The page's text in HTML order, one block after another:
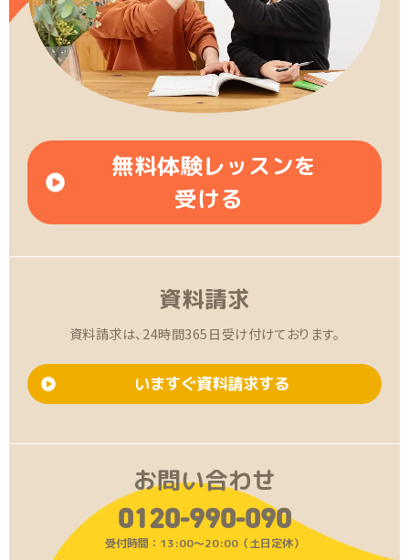
無料体験レッスンを
受ける
資料請求
資料請求は、24時間365日受け付けております。
いますぐ資料請求する
お問い合わせ
0120-990-090
受付時間：13:00〜20:00（土日定休）